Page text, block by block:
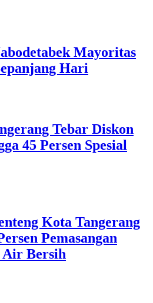
Mayoritas
Hari
Tebar Diskon
45 Persen Spesial
Kota Tangerang
Pemasangan
Air Bersih